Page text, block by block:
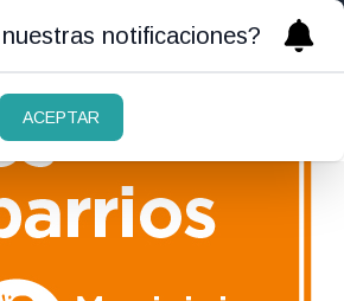
notificaciones?
ACEPTAR